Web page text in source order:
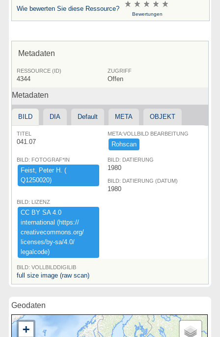
Wie bewerten Sie diese Ressource?
Bewertungen
Metadaten
RESSOURCE (ID)
4344
ZUGRIFF
Offen
Metadaten
BILD DIA Default META OBJEKT
TITEL
041.07
META:VOLLBILD BEARBEITUNG
Rohscan
BILD: FOTOGRAF*IN
Feist,​ ​Peter ​H.​ ​(​
Q1250020)​
BILD: DATIERUNG
1980
BILD: DATIERUNG (DATUM)
1980
BILD: LIZENZ
CC ​BY ​SA ​4.​0 ​
international ​(​https:​/​/​
creativecommons.​org/​
licenses/​by-​sa/​4.​0/​
legalcode)​
BILD: VOLLBILDDIGILIB
full size image (raw scan)
Geodaten